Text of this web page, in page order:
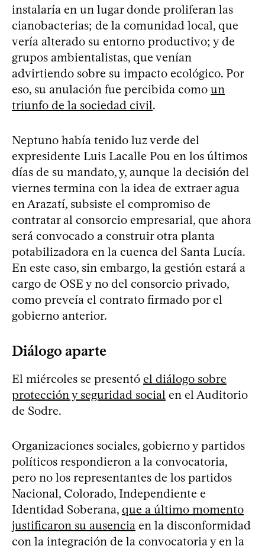
instalaría en un lugar donde proliferan las
cianobacterias; de la comunidad local, que
vería alterado su entorno productivo; y de
grupos ambientalistas, que venían
advirtiendo sobre su impacto ecológico. Por
eso, su anulación fue percibida como un
triunfo de la sociedad civil.
Neptuno había tenido luz verde del
expresidente Luis Lacalle Pou en los últimos
días de su mandato, y, aunque la decisión del
viernes termina con la idea de extraer agua
en Arazatí, subsiste el compromiso de
contratar al consorcio empresarial, que ahora
será convocado a construir otra planta
potabilizadora en la cuenca del Santa Lucía.
En este caso, sin embargo, la gestión estará a
cargo de OSE y no del consorcio privado,
como preveía el contrato firmado por el
gobierno anterior.
Diálogo aparte
El miércoles se presentó el diálogo sobre
protección y seguridad social en el Auditorio
de Sodre.
Organizaciones sociales, gobierno y partidos
políticos respondieron a la convocatoria,
pero no los representantes de los partidos
Nacional, Colorado, Independiente e
Identidad Soberana, que a último momento
justificaron su ausencia en la disconformidad
con la integración de la convocatoria y en la